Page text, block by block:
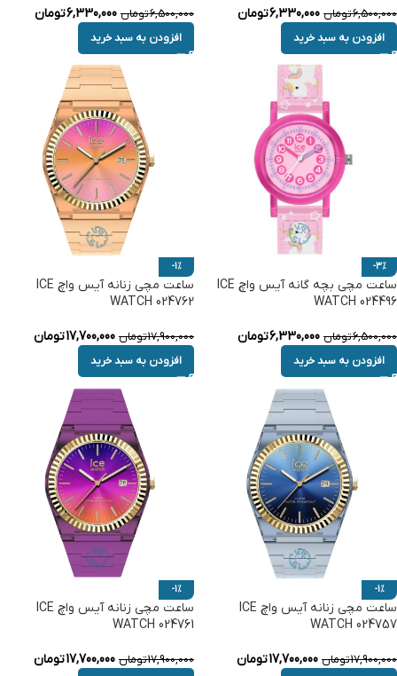
6,500,000تومان 6,330,000تومان
افزودن به سبد خرید
6,500,000تومان 6,330,000تومان
افزودن به سبد خرید
-3%
ساعت مچی بچه گانه آیس واچ ICE
WATCH 024496
6,500,000تومان 6,330,000تومان
افزودن به سبد خرید
-1%
ساعت مچی زنانه آیس واچ ICE
WATCH 024762
17,900,000تومان 17,700,000تومان
افزودن به سبد خرید
-1%
ساعت مچی زنانه آیس واچ ICE
WATCH 024757
17,900,000تومان 17,700,000تومان
-1%
ساعت مچی زنانه آیس واچ ICE
WATCH 024761
17,900,000تومان 17,700,000تومان